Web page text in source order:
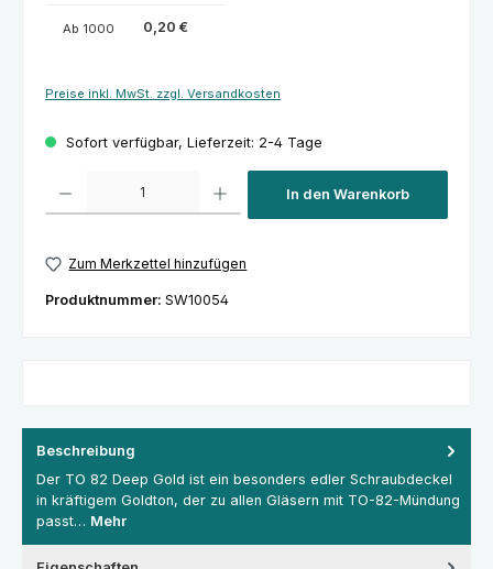
Ab 1000 0,20 €
Preise inkl. MwSt. zzgl. Versandkosten
Sofort verfügbar, Lieferzeit: 2-4 Tage
In den Warenkorb
Zum Merkzettel hinzufügen
Produktnummer: SW10054
Beschreibung
Der TO 82 Deep Gold ist ein besonders edler Schraubdeckel
in kräftigem Goldton, der zu allen Gläsern mit TO-82-Mündung
passt… Mehr